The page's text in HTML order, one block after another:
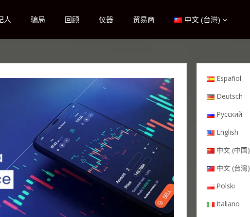
人 骗局 回顾 仪器 贸易商 中文 (台灣)
Español
Deutsch
Русский
English
中文 (中国)
中文 (台灣)
Polski
Italiano